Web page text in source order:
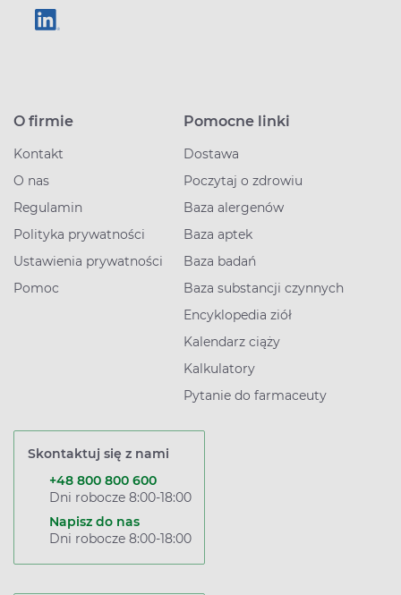
O firmie
Kontakt
O nas
Regulamin
Polityka prywatności
Ustawienia prywatności
Pomoc
Pomocne linki
Dostawa
Poczytaj o zdrowiu
Baza alergenów
Baza aptek
Baza badań
Baza substancji czynnych
Encyklopedia ziół
Kalendarz ciąży
Kalkulatory
Pytanie do farmaceuty
Skontaktuj się z nami
+48 800 800 600
Dni robocze 8:00-18:00
Napisz do nas
Dni robocze 8:00-18:00